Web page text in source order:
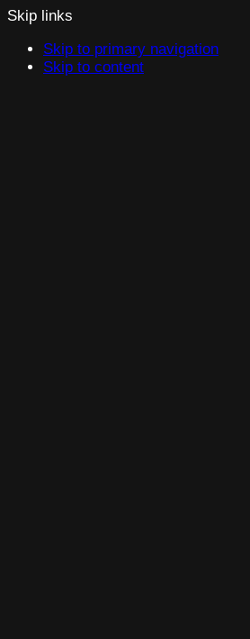
Skip links
Skip to primary navigation
Skip to content